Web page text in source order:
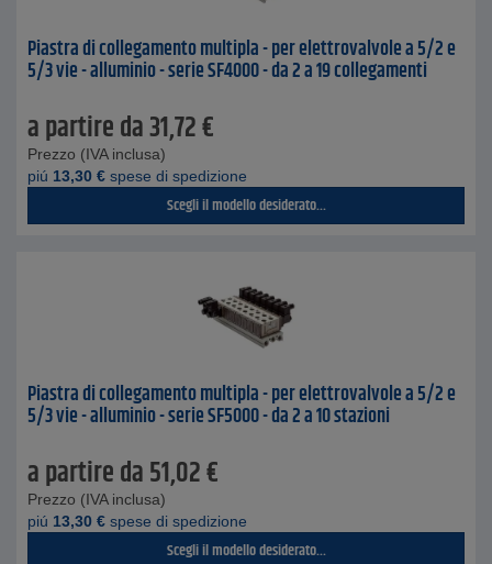
Piastra di collegamento multipla - per elettrovalvole a 5/2 e
5/3 vie - alluminio - serie SF4000 - da 2 a 19 collegamenti
a partire da31,72€
Prezzo (IVA inclusa)
piú 13,30 € spese di spedizione
Scegli il modello desiderato...
Piastra di collegamento multipla - per elettrovalvole a 5/2 e
5/3 vie - alluminio - serie SF5000 - da 2 a 10 stazioni
a partire da51,02€
Prezzo (IVA inclusa)
piú 13,30 € spese di spedizione
Scegli il modello desiderato...